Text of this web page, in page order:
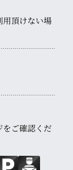
頂けない場
をご確認くだ